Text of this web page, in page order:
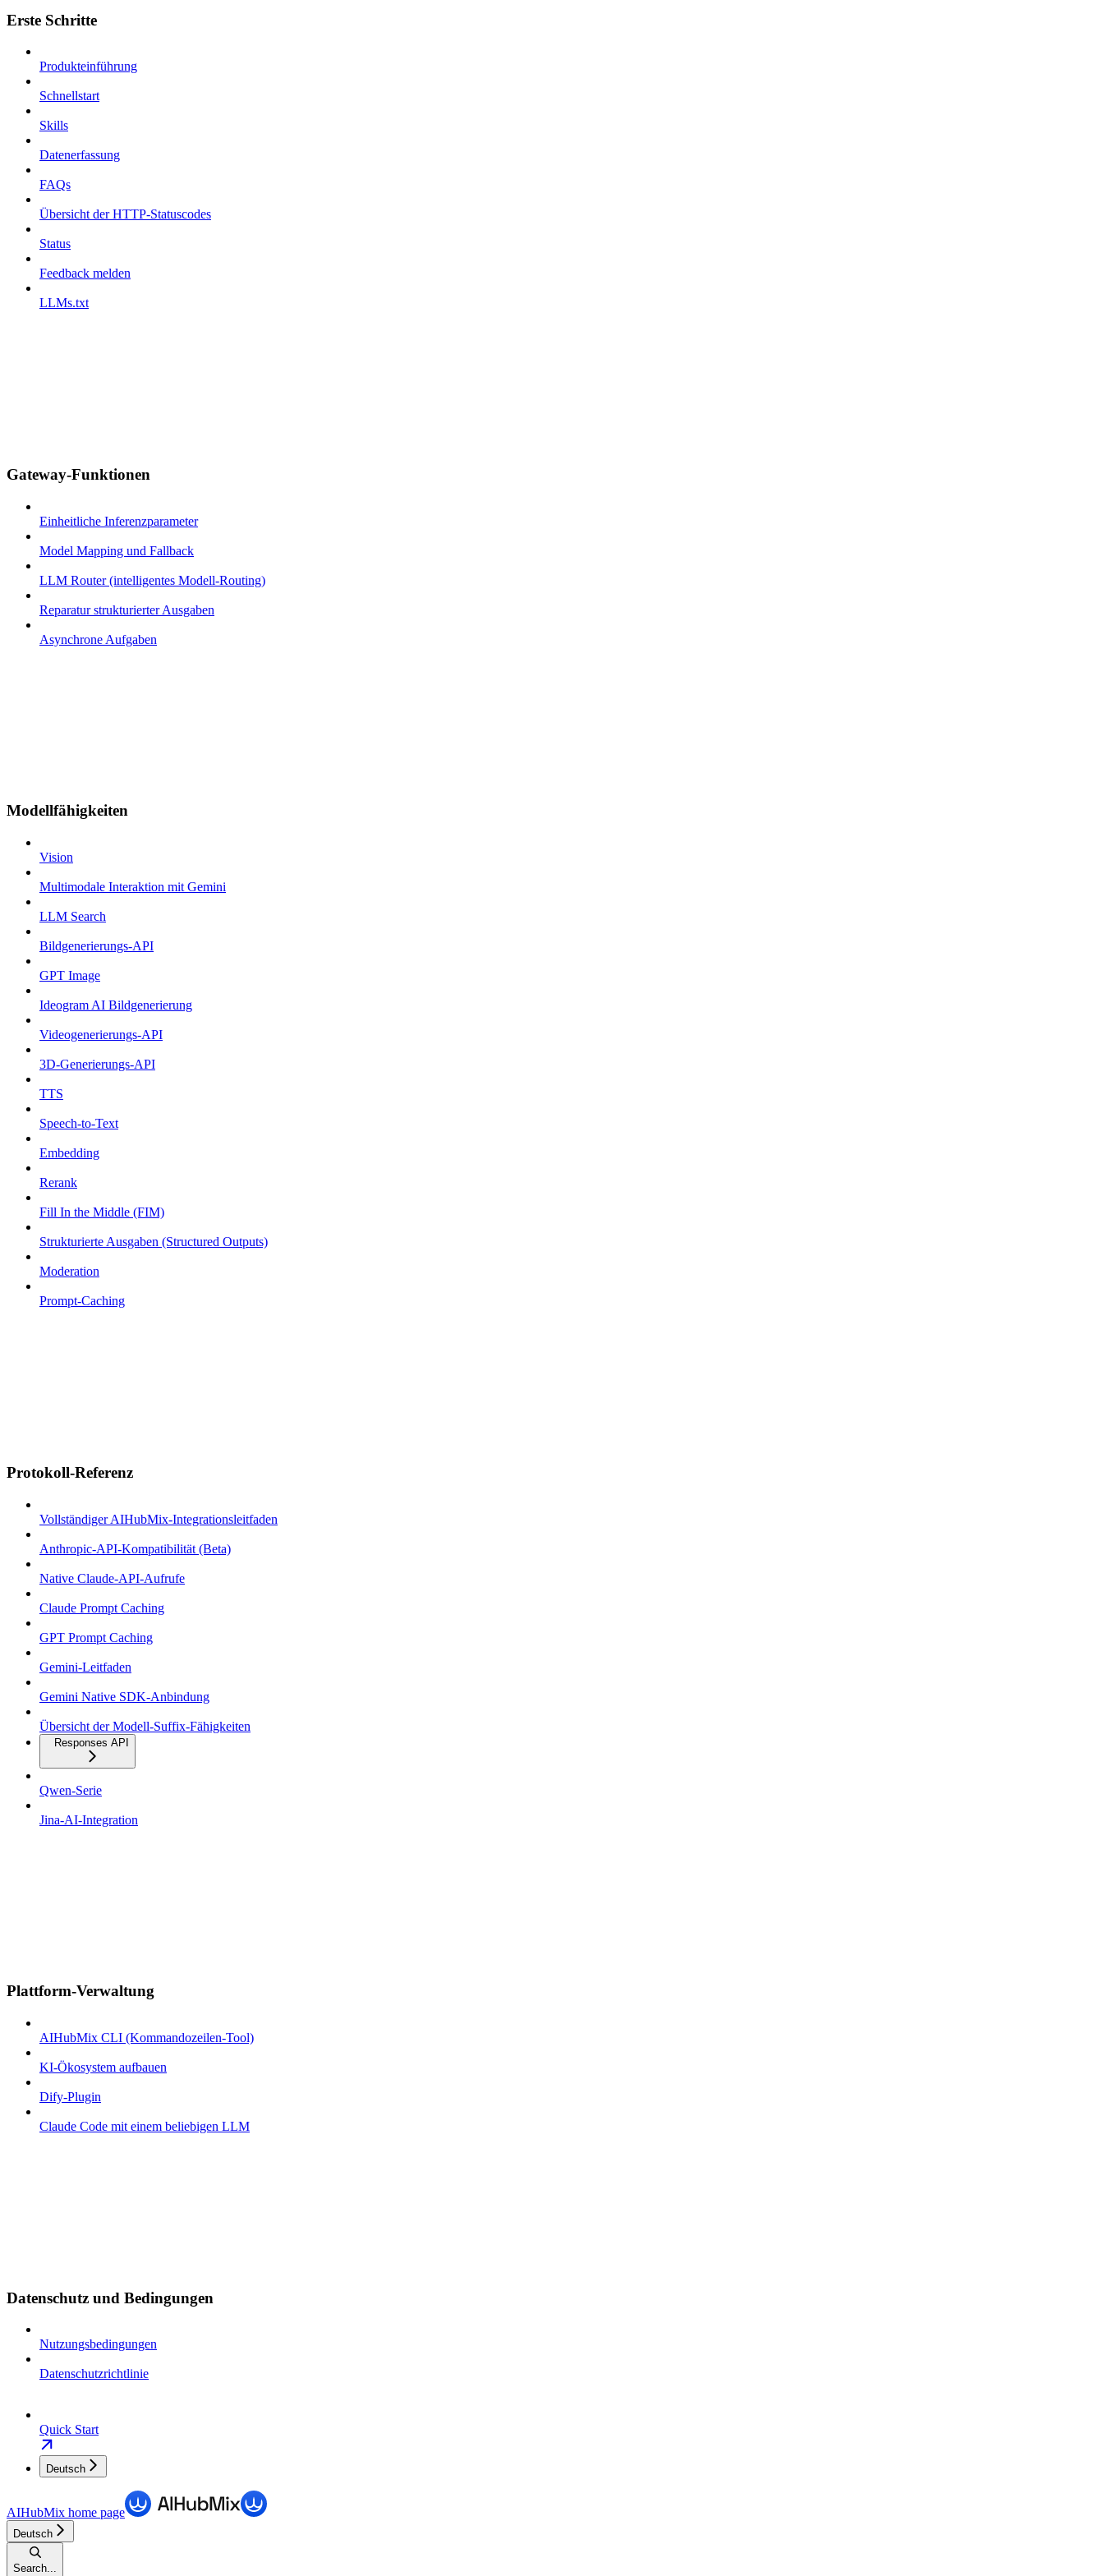
Erste Schritte
Produkteinführung
Schnellstart
Skills
Datenerfassung
FAQs
Übersicht der HTTP-Statuscodes
Status
Feedback melden
LLMs.txt
Gateway-Funktionen
Einheitliche Inferenzparameter
Model Mapping und Fallback
LLM Router (intelligentes Modell-Routing)
Reparatur strukturierter Ausgaben
Asynchrone Aufgaben
Modellfähigkeiten
Vision
Multimodale Interaktion mit Gemini
LLM Search
Bildgenerierungs-API
GPT Image
Ideogram AI Bildgenerierung
Videogenerierungs-API
3D-Generierungs-API
TTS
Speech-to-Text
Embedding
Rerank
Fill In the Middle (FIM)
Strukturierte Ausgaben (Structured Outputs)
Moderation
Prompt-Caching
Protokoll-Referenz
Vollständiger AIHubMix-Integrationsleitfaden
Anthropic-API-Kompatibilität (Beta)
Native Claude-API-Aufrufe
Claude Prompt Caching
GPT Prompt Caching
Gemini-Leitfaden
Gemini Native SDK-Anbindung
Übersicht der Modell-Suffix-Fähigkeiten
Responses API
Qwen-Serie
Jina-AI-Integration
Plattform-Verwaltung
AIHubMix CLI (Kommandozeilen-Tool)
KI-Ökosystem aufbauen
Dify-Plugin
Claude Code mit einem beliebigen LLM
Datenschutz und Bedingungen
Nutzungsbedingungen
Datenschutzrichtlinie
Quick Start
Deutsch
AIHubMix home page
Deutsch
Search...